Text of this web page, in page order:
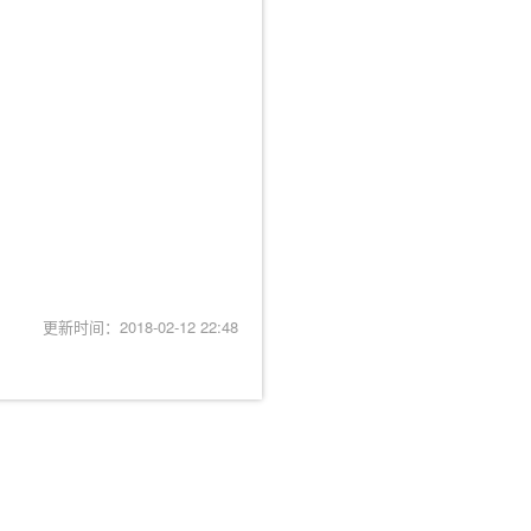
更新时间：2018-02-12 22:48